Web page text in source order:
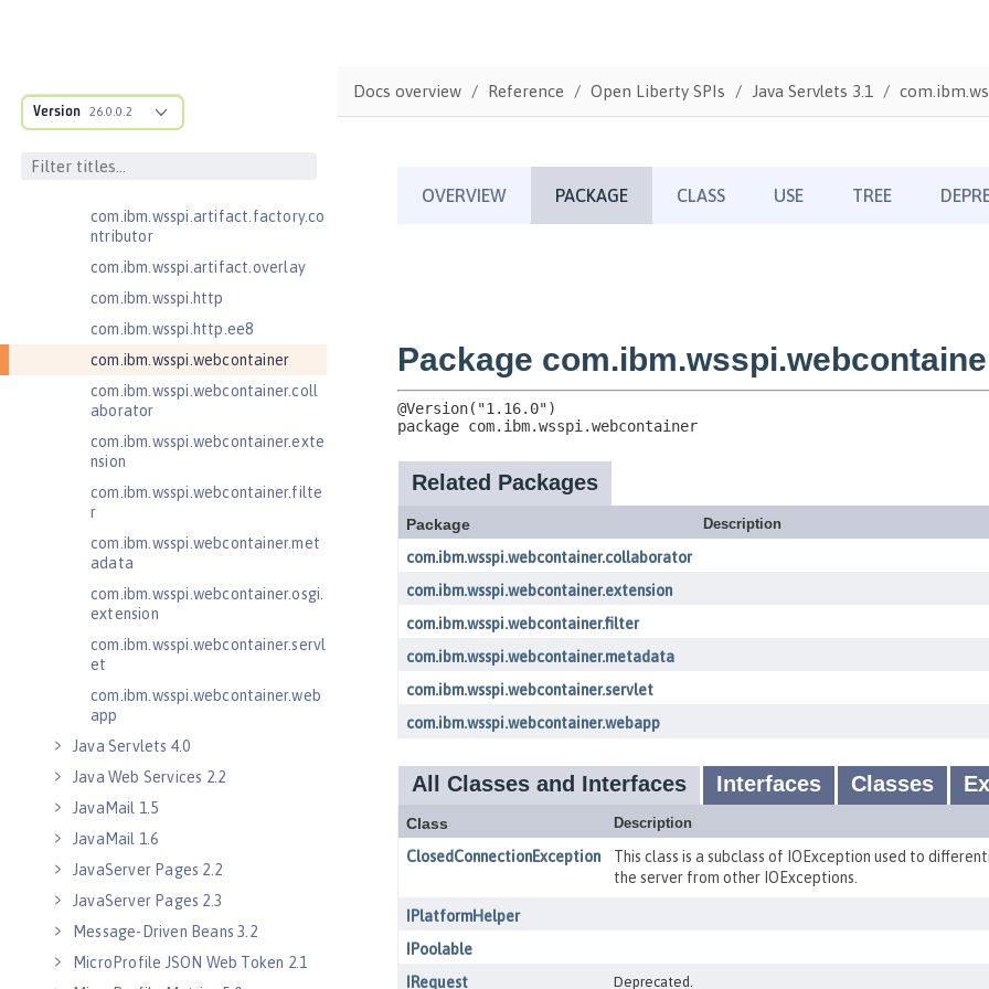
Version 26.0.0.2
com.ibm.wsspi.artifact
com.ibm.wsspi.artifact.equinox.m
com.ibm.wsspi.artifact.factory.co
ntributor
com.ibm.wsspi.artifact.overlay
com.ibm.wsspi.http
com.ibm.wsspi.http.ee8
com.ibm.wsspi.webcontainer
com.ibm.wsspi.webcontainer.coll
aborator
com.ibm.wsspi.webcontainer.exte
nsion
com.ibm.wsspi.webcontainer.filte
r
com.ibm.wsspi.webcontainer.met
adata
com.ibm.wsspi.webcontainer.osgi.
extension
com.ibm.wsspi.webcontainer.servl
et
com.ibm.wsspi.webcontainer.web
app
Java Servlets 4.0
Java Web Services 2.2
JavaMail 1.5
JavaMail 1.6
JavaServer Pages 2.2
JavaServer Pages 2.3
Message-Driven Beans 3.2
MicroProfile JSON Web Token 2.1
Docs overview Reference Open Liberty SPIs Java Servlets 3.1